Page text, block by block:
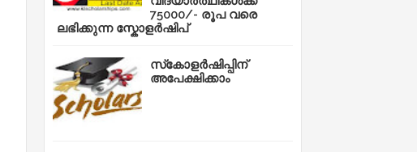
75000/- രൂപ വരെ
ലഭിക്കുന്ന സ്കോളർഷിപ്
സ്‌കോളർഷിപ്പിന്
അപേക്ഷിക്കാം